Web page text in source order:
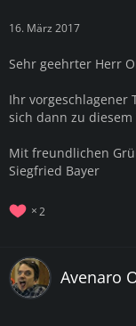
16. März 2017
Sehr geehrter Herr
Ihr vorgeschlagener
sich dann zu
Mit freundlichen
Siegfried Bayer
2
Avenaro